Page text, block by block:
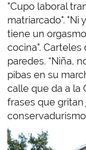
"Cupo laboral
matriarcado". "Ni
tiene un
cocina".
paredes. “Niña,
pibas en su
calle que da a la
frases que